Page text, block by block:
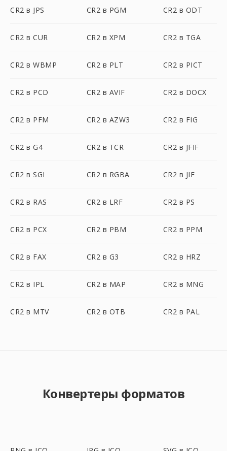
CR2 в JPS CR2 в PGM CR2 в ODT
CR2 в CUR CR2 в XPM CR2 в TGA
CR2 в WBMP CR2 в PLT CR2 в PICT
CR2 в PCD CR2 в AVIF CR2 в DOCX
CR2 в PFM CR2 в AZW3 CR2 в FIG
CR2 в G4 CR2 в TCR CR2 в JFIF
CR2 в SGI CR2 в RGBA CR2 в JIF
CR2 в RAS CR2 в LRF CR2 в PS
CR2 в PCX CR2 в PBM CR2 в PPM
CR2 в FAX CR2 в G3 CR2 в HRZ
CR2 в IPL CR2 в MAP CR2 в MNG
CR2 в MTV CR2 в OTB CR2 в PAL
Конвертеры форматов